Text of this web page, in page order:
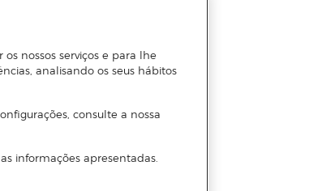
nossos serviços e para lhe
analisando os seus hábitos
consulte a nossa
informações apresentadas.